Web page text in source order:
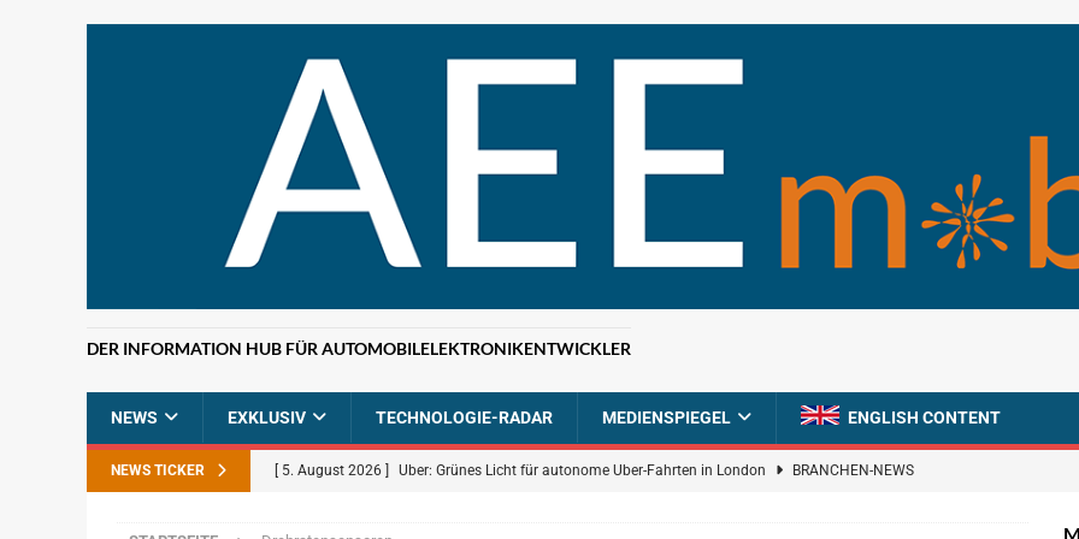
DER INFORMATION HUB FÜR AUTOMOBILELEKTRONIKENTWICKLER
NEWS EXKLUSIV TECHNOLOGIE-RADAR MEDIENSPIEGEL ENGLISH CONTENT
NEWS TICKER [ 5. August 2026 ] Uber: Grünes Licht für autonome Uber-Fahrten in London BRANCHEN-NEWS